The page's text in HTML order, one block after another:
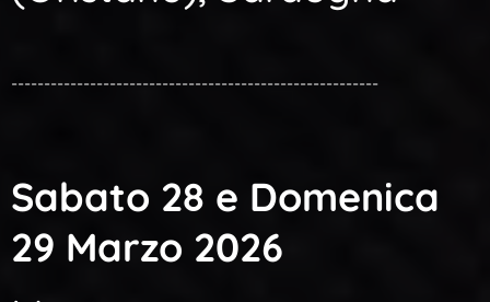
--------------------------------------------------------
Sabato 28 e Domenica
29 Marzo 2026